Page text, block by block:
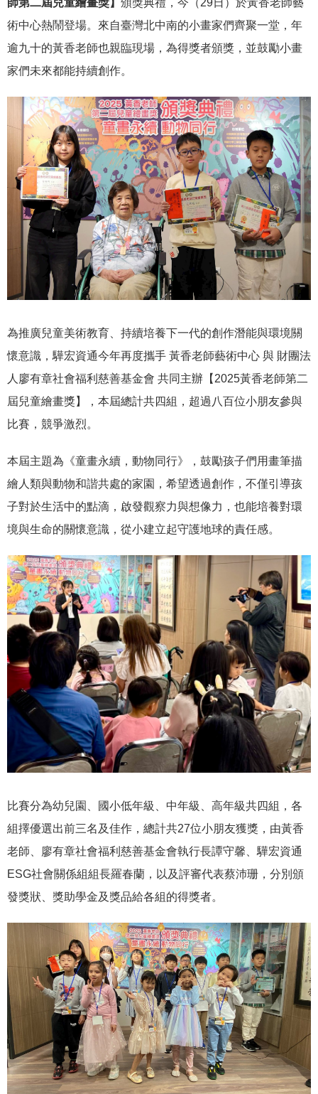
師第二屆兒童繪畫獎】 頒獎典禮，今（29日）於黃香老師藝
術中心熱鬧登場。來自臺灣北中南的小畫家們齊聚一堂，年
逾九十的黃香老師也親臨現場，為得獎者頒獎，並鼓勵小畫
家們未來都能持續創作。
為推廣兒童美術教育、持續培養下一代的創作潛能與環境關
懷意識，驊宏資通今年再度攜手 黃香老師藝術中心 與 財團法
人廖有章社會福利慈善基金會 共同主辦【2025黃香老師第二
屆兒童繪畫獎】，本屆總計共四組，超過八百位小朋友參與
比賽，競爭激烈。
本屆主題為《童畫永續，動物同行》，鼓勵孩子們用畫筆描
繪人類與動物和諧共處的家園，希望透過創作，不僅引導孩
子對於生活中的點滴，啟發觀察力與想像力，也能培養對環
境與生命的關懷意識，從小建立起守護地球的責任感。
比賽分為幼兒園、國小低年級、中年級、高年級共四組，各
組擇優選出前三名及佳作，總計共27位小朋友獲獎，由黃香
老師、廖有章社會福利慈善基金會執行長譚守馨、驊宏資通
ESG社會關係組組長羅春蘭，以及評審代表蔡沛珊，分別頒
發獎狀、獎助學金及獎品給各組的得獎者。